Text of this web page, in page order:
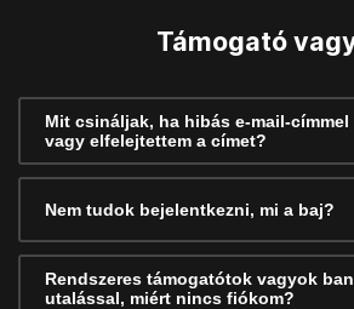
Támogató
Mit csináljak, ha hibás e-mail-címmel
vagy elfelejtettem a címet?
Nem tudok bejelentkezni, mi a baj?
Rendszeres támogatótok vagyok
utalással, miért nincs fiókom?